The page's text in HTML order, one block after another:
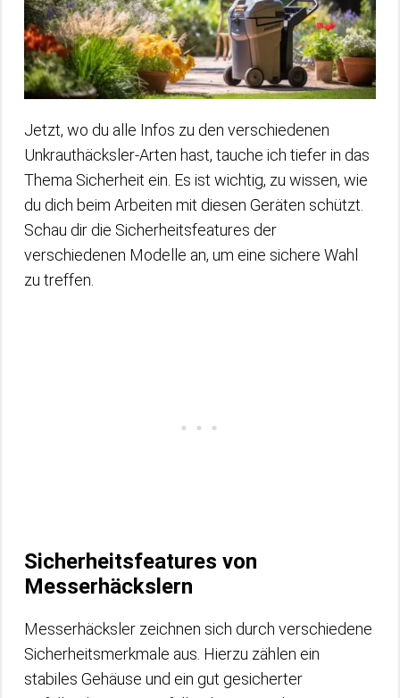
Jetzt, wo du alle Infos zu den verschiedenen
Unkrauthäcksler-Arten hast, tauche ich tiefer in das
Thema Sicherheit ein. Es ist wichtig, zu wissen, wie
du dich beim Arbeiten mit diesen Geräten schützt.
Schau dir die Sicherheitsfeatures der
verschiedenen Modelle an, um eine sichere Wahl
zu treffen.
Sicherheitsfeatures von
Messerhäckslern
Messerhäcksler zeichnen sich durch verschiedene
Sicherheitsmerkmale aus. Hierzu zählen ein
stabiles Gehäuse und ein gut gesicherter